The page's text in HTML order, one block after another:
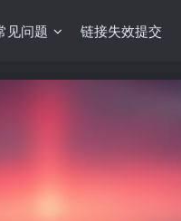
见问题 链接失效提交